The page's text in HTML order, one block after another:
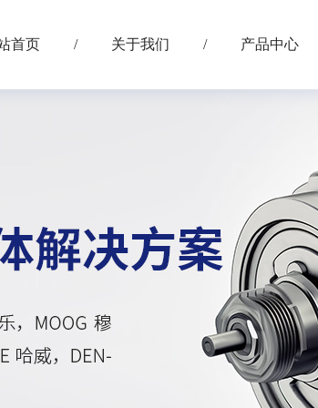
首页 / 关于我们 / 产品中心